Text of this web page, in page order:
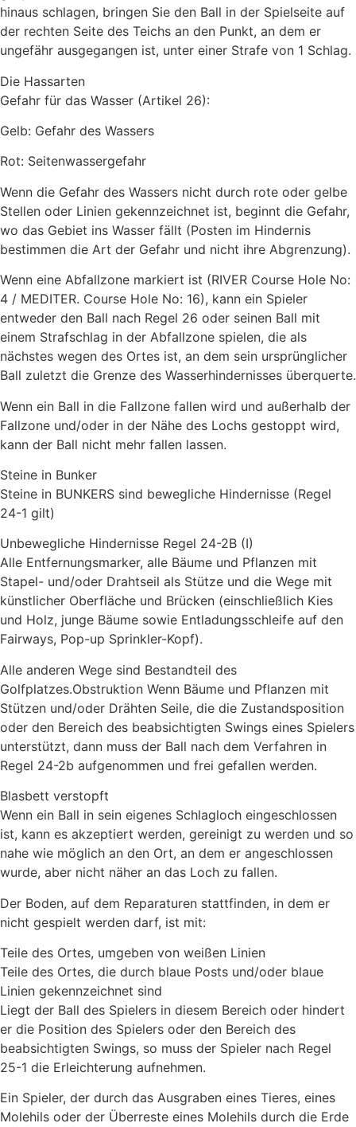
hinaus schlagen, bringen Sie den Ball in der Spielseite auf
der rechten Seite des Teichs an den Punkt, an dem er
ungefähr ausgegangen ist, unter einer Strafe von 1 Schlag.
Die Hassarten
Gefahr für das Wasser (Artikel 26):
Gelb: Gefahr des Wassers
Rot: Seitenwassergefahr
Wenn die Gefahr des Wassers nicht durch rote oder gelbe
Stellen oder Linien gekennzeichnet ist, beginnt die Gefahr,
wo das Gebiet ins Wasser fällt (Posten im Hindernis
bestimmen die Art der Gefahr und nicht ihre Abgrenzung).
Wenn eine Abfallzone markiert ist (RIVER Course Hole No:
4 / MEDITER. Course Hole No: 16), kann ein Spieler
entweder den Ball nach Regel 26 oder seinen Ball mit
einem Strafschlag in der Abfallzone spielen, die als
nächstes wegen des Ortes ist, an dem sein ursprünglicher
Ball zuletzt die Grenze des Wasserhindernisses überquerte.
Wenn ein Ball in die Fallzone fallen wird und außerhalb der
Fallzone und/oder in der Nähe des Lochs gestoppt wird,
kann der Ball nicht mehr fallen lassen.
Steine in Bunker
Steine in BUNKERS sind bewegliche Hindernisse (Regel
24-1 gilt)
Unbewegliche Hindernisse Regel 24-2B (I)
Alle Entfernungsmarker, alle Bäume und Pflanzen mit
Stapel- und/oder Drahtseil als Stütze und die Wege mit
künstlicher Oberfläche und Brücken (einschließlich Kies
und Holz, junge Bäume sowie Entladungsschleife auf den
Fairways, Pop-up Sprinkler-Kopf).
Alle anderen Wege sind Bestandteil des
Golfplatzes.Obstruktion Wenn Bäume und Pflanzen mit
Stützen und/oder Drähten Seile, die die Zustandsposition
oder den Bereich des beabsichtigten Swings eines Spielers
unterstützt, dann muss der Ball nach dem Verfahren in
Regel 24-2b aufgenommen und frei gefallen werden.
Blasbett verstopft
Wenn ein Ball in sein eigenes Schlagloch eingeschlossen
ist, kann es akzeptiert werden, gereinigt zu werden und so
nahe wie möglich an den Ort, an dem er angeschlossen
wurde, aber nicht näher an das Loch zu fallen.
Der Boden, auf dem Reparaturen stattfinden, in dem er
nicht gespielt werden darf, ist mit:
Teile des Ortes, umgeben von weißen Linien
Teile des Ortes, die durch blaue Posts und/oder blaue
Linien gekennzeichnet sind
Liegt der Ball des Spielers in diesem Bereich oder hindert
er die Position des Spielers oder den Bereich des
beabsichtigten Swings, so muss der Spieler nach Regel
25-1 die Erleichterung aufnehmen.
Ein Spieler, der durch das Ausgraben eines Tieres, eines
Molehils oder der Überreste eines Molehils durch die Erde